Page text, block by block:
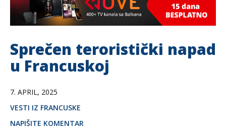
Sprečen teroristički napad
u Francuskoj
7. APRIL, 2025
VESTI IZ FRANCUSKE
NAPIŠITE KOMENTAR